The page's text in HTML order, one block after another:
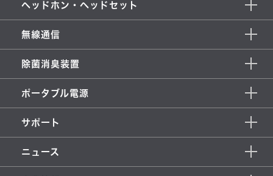
ヘッドホン・ヘッドセット
無線通信
除菌消臭装置
ポータブル電源
サポート
ニュース